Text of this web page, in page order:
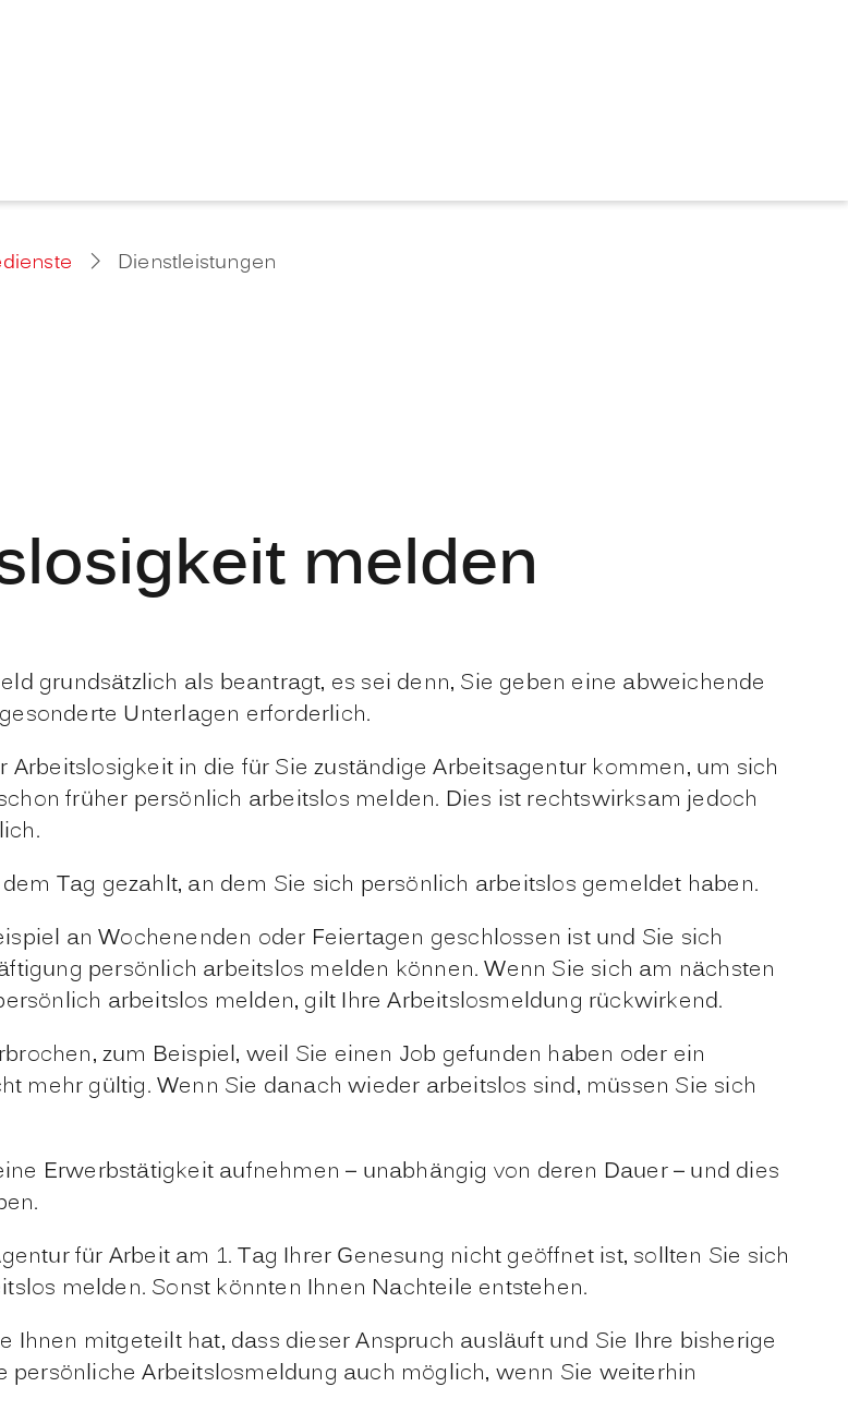
Dienstleistungen
melden
grundsätzlich als beantragt, es sei denn, Sie geben eine abweichende
Unterlagen erforderlich.
Arbeitslosigkeit in die für Sie zuständige Arbeitsagentur kommen, um sich
früher persönlich arbeitslos melden. Dies ist rechtswirksam jedoch
Tag gezahlt, an dem Sie sich persönlich arbeitslos gemeldet haben.
an Wochenenden oder Feiertagen geschlossen ist und Sie sich
persönlich arbeitslos melden können. Wenn Sie sich am nächsten
arbeitslos melden, gilt Ihre Arbeitslosmeldung rückwirkend.
zum Beispiel, weil Sie einen Job gefunden haben oder ein
mehr gültig. Wenn Sie danach wieder arbeitslos sind, müssen Sie sich
Erwerbstätigkeit aufnehmen – unabhängig von deren Dauer – und dies
für Arbeit am 1. Tag Ihrer Genesung nicht geöffnet ist, sollten Sie sich
melden. Sonst könnten Ihnen Nachteile entstehen.
mitgeteilt hat, dass dieser Anspruch ausläuft und Sie Ihre bisherige
Arbeitslosmeldung auch möglich, wenn Sie weiterhin